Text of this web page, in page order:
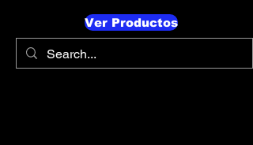
Ver Productos